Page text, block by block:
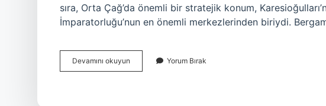
sıra, Orta Çağ’da önemli bir stratejik konum,
İmparatorluğu’nun en önemli merkezlerinden biriydi.
Devamını okuyun Bergamanın
Tarihi
Yorum Bırak